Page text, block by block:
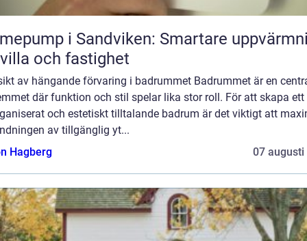
i Sandviken: Smartare
och fastighet
av hängande förvaring i badrummet Badrummet är en
där funktion och stil spelar lika stor roll. För att skapa ett
och estetiskt tilltalande badrum är det viktigt att
av tillgänglig yt...
Hagberg
07 augusti